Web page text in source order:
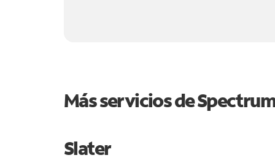
Más servicios de
Slater